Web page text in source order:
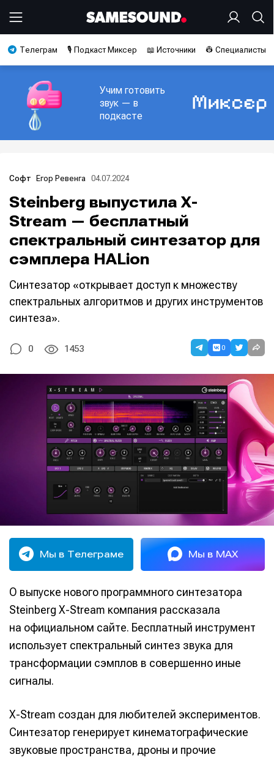
Телеграм 🎙️ Подкаст Миксер 📖 Источники 👷 Специалисты
Учим готовить
звук — в
подкасте
Софт Егор Ревенга 04.07.2024
Steinberg выпустила X-
Stream — бесплатный
спектральный синтезатор для
сэмплера HALion
Синтезатор «открывает доступ к множеству
спектральных алгоритмов и других инструментов
синтеза».
0 1453 0
Мы в Телеграме Мы в MAX
О выпуске нового программного синтезатора
Steinberg X-Stream компания рассказала
на официальном сайте. Бесплатный инструмент
использует спектральный синтез звука для
трансформации сэмплов в совершенно иные
сигналы.
X-Stream создан для любителей экспериментов.
Синтезатор генерирует кинематографические
звуковые пространства, дроны и прочие